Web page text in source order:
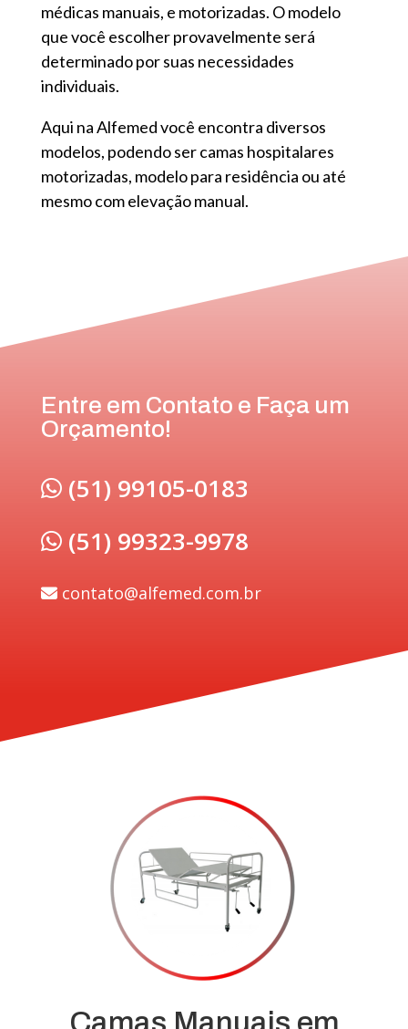
médicas manuais, e motorizadas. O modelo
que você escolher provavelmente será
determinado por suas necessidades
individuais.
Aqui na Alfemed você encontra diversos
modelos, podendo ser camas hospitalares
motorizadas, modelo para residência ou até
mesmo com elevação manual.
Entre em Contato e Faça um
Orçamento!
(51) 99105-0183
(51) 99323-9978
contato@alfemed.com.br
Camas Manuais em